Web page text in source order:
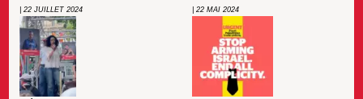
| 22 JUILLET 2024 | 22 MAI 2024